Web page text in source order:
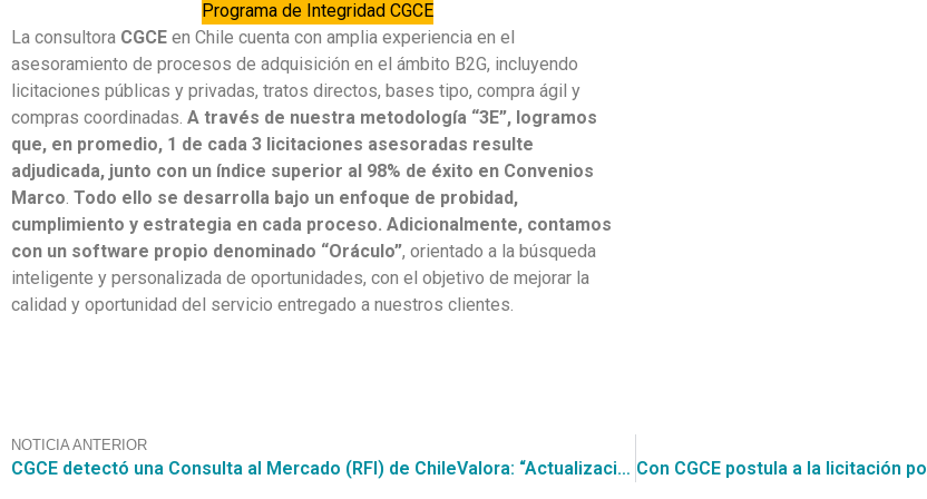
Programa de Integridad CGCE
La consultora CGCE en Chile cuenta con amplia experiencia en el
asesoramiento de procesos de adquisición en el ámbito B2G, incluyendo
licitaciones públicas y privadas, tratos directos, bases tipo, compra ágil y
compras coordinadas. A través de nuestra metodología “3E”, logramos
que, en promedio, 1 de cada 3 licitaciones asesoradas resulte
adjudicada, junto con un índice superior al 98% de éxito en Convenios
Marco Todo ello se desarrolla bajo un enfoque de probidad,
cumplimiento y estrategia en cada proceso. Adicionalmente, contamos
con un software propio denominado “Oráculo”, orientado a la búsqueda
inteligente y personalizada de oportunidades, con el objetivo de mejorar la
calidad y oportunidad del servicio entregado a nuestros clientes.
NOTICIA ANTERIOR
CGCE detectó una Consulta al Mercado (RFI) de ChileValora: “Actualización y Modernización de la Plataforma Core del Sistema Nacional de Certificaciones”